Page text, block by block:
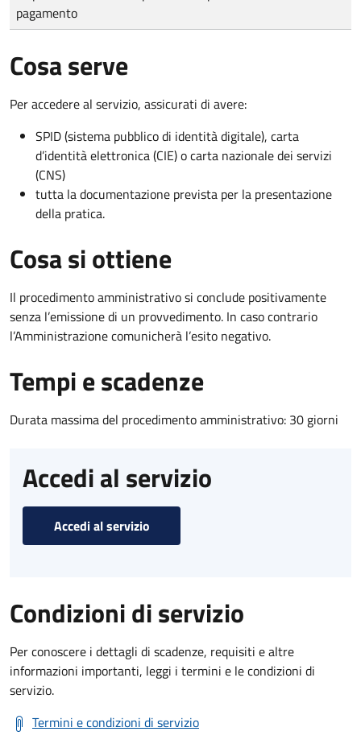
pagamento
Cosa serve
Per accedere al servizio, assicurati di avere:
SPID (sistema pubblico di identità digitale), carta
d’identità elettronica (CIE) o carta nazionale dei servizi
(CNS)
tutta la documentazione prevista per la presentazione
della pratica.
Cosa si ottiene
Il procedimento amministrativo si conclude positivamente
senza l’emissione di un provvedimento. In caso contrario
l’Amministrazione comunicherà l’esito negativo.
Tempi e scadenze
Durata massima del procedimento amministrativo: 30 giorni
Accedi al servizio
Accedi al servizio
Condizioni di servizio
Per conoscere i dettagli di scadenze, requisiti e altre
informazioni importanti, leggi i termini e le condizioni di
servizio.
Termini e condizioni di servizio